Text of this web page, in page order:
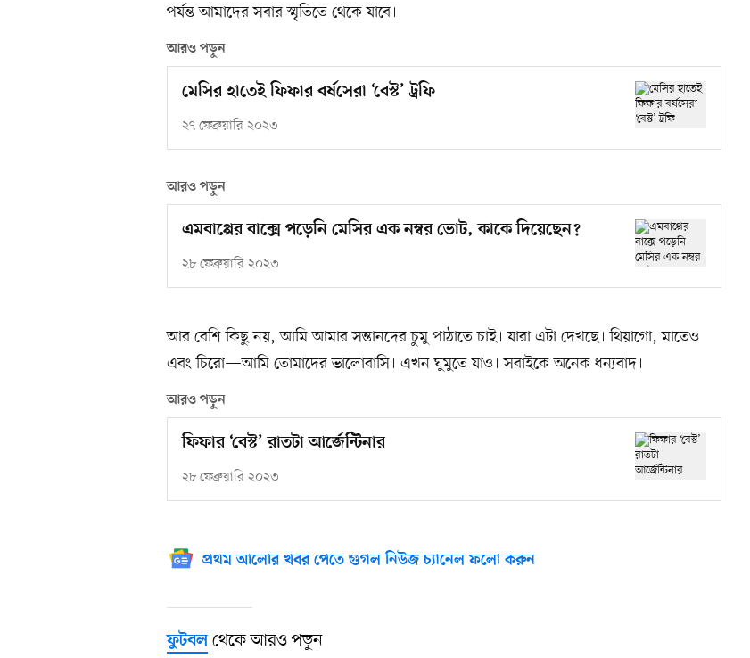
পর্যন্ত আমাদের সবার স্মৃতিতে থেকে যাবে।
আরও পড়ুন
মেসির হাতেই ফিফার বর্ষসেরা ‘বেস্ট’ ট্রফি
২৭ ফেব্রুয়ারি ২০২৩
আরও পড়ুন
এমবাপ্পের বাক্সে পড়েনি মেসির এক নম্বর ভোট, কাকে দিয়েছেন?
২৮ ফেব্রুয়ারি ২০২৩
আর বেশি কিছু নয়, আমি আমার সন্তানদের চুমু পাঠাতে চাই। যারা এটা দেখছে। থিয়াগো, মাতেও
এবং চিরো—আমি তোমাদের ভালোবাসি। এখন ঘুমুতে যাও। সবাইকে অনেক ধন্যবাদ।
আরও পড়ুন
ফিফার ‘বেস্ট’ রাতটা আর্জেন্টিনার
২৮ ফেব্রুয়ারি ২০২৩
প্রথম আলোর খবর পেতে গুগল নিউজ চ্যানেল ফলো করুন
ফুটবল থেকে আরও পড়ুন